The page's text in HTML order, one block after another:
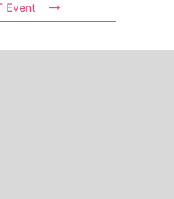
Event